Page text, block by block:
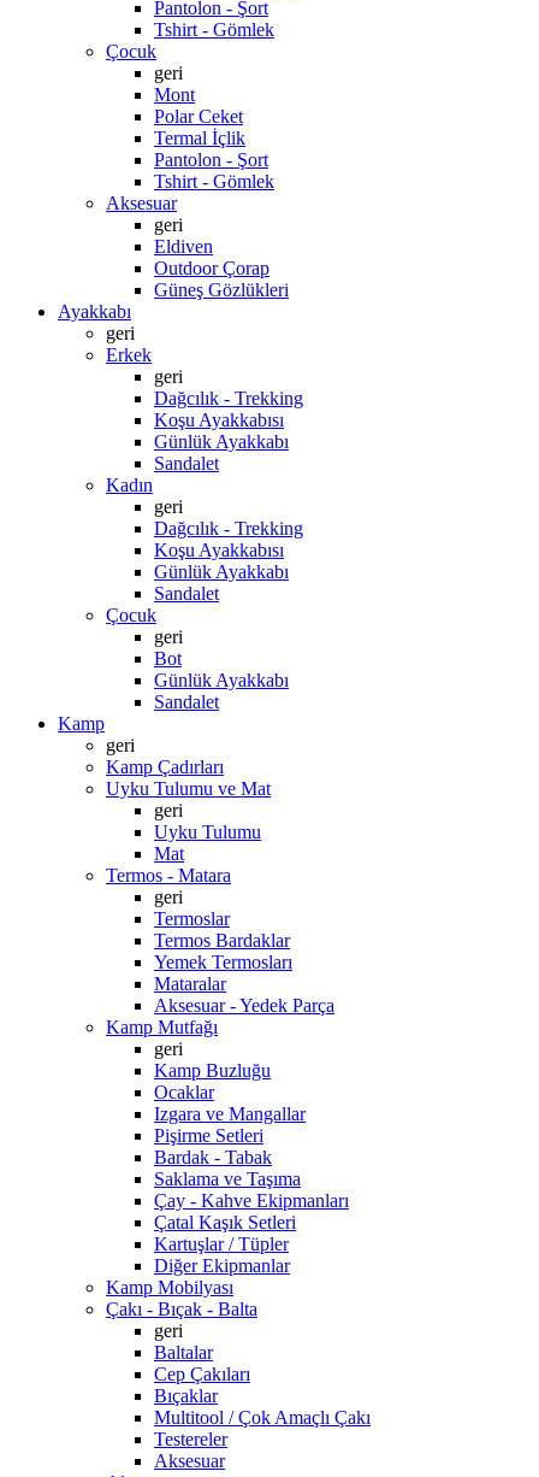
Pantolon - Şort
Tshirt - Gömlek
Çocuk
geri
Mont
Polar Ceket
Termal İçlik
Pantolon - Şort
Tshirt - Gömlek
Aksesuar
geri
Eldiven
Outdoor Çorap
Güneş Gözlükleri
Ayakkabı
geri
Erkek
geri
Dağcılık - Trekking
Koşu Ayakkabısı
Günlük Ayakkabı
Sandalet
Kadın
geri
Dağcılık - Trekking
Koşu Ayakkabısı
Günlük Ayakkabı
Sandalet
Çocuk
geri
Bot
Günlük Ayakkabı
Sandalet
Kamp
geri
Kamp Çadırları
Uyku Tulumu ve Mat
geri
Uyku Tulumu
Mat
Termos - Matara
geri
Termoslar
Termos Bardaklar
Yemek Termosları
Mataralar
Aksesuar - Yedek Parça
Kamp Mutfağı
geri
Kamp Buzluğu
Ocaklar
Izgara ve Mangallar
Pişirme Setleri
Bardak - Tabak
Saklama ve Taşıma
Çay - Kahve Ekipmanları
Çatal Kaşık Setleri
Kartuşlar / Tüpler
Diğer Ekipmanlar
Kamp Mobilyası
Çakı - Bıçak - Balta
geri
Baltalar
Cep Çakıları
Bıçaklar
Multitool / Çok Amaçlı Çakı
Testereler
Aksesuar